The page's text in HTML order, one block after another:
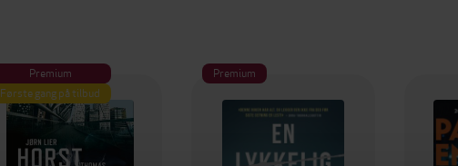
Premium
Første gang på tilbud
Premium